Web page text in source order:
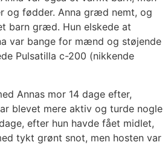
og fødder. Anna græd nemt, og
barn græd. Hun elskede at
var bange for mænd og støjende
Pulsatilla c-200 (nikkende
Annas mor 14 dage efter,
blevet mere aktiv og turde nogle
efter hun havde fået midlet,
tykt grønt snot, men hosten var